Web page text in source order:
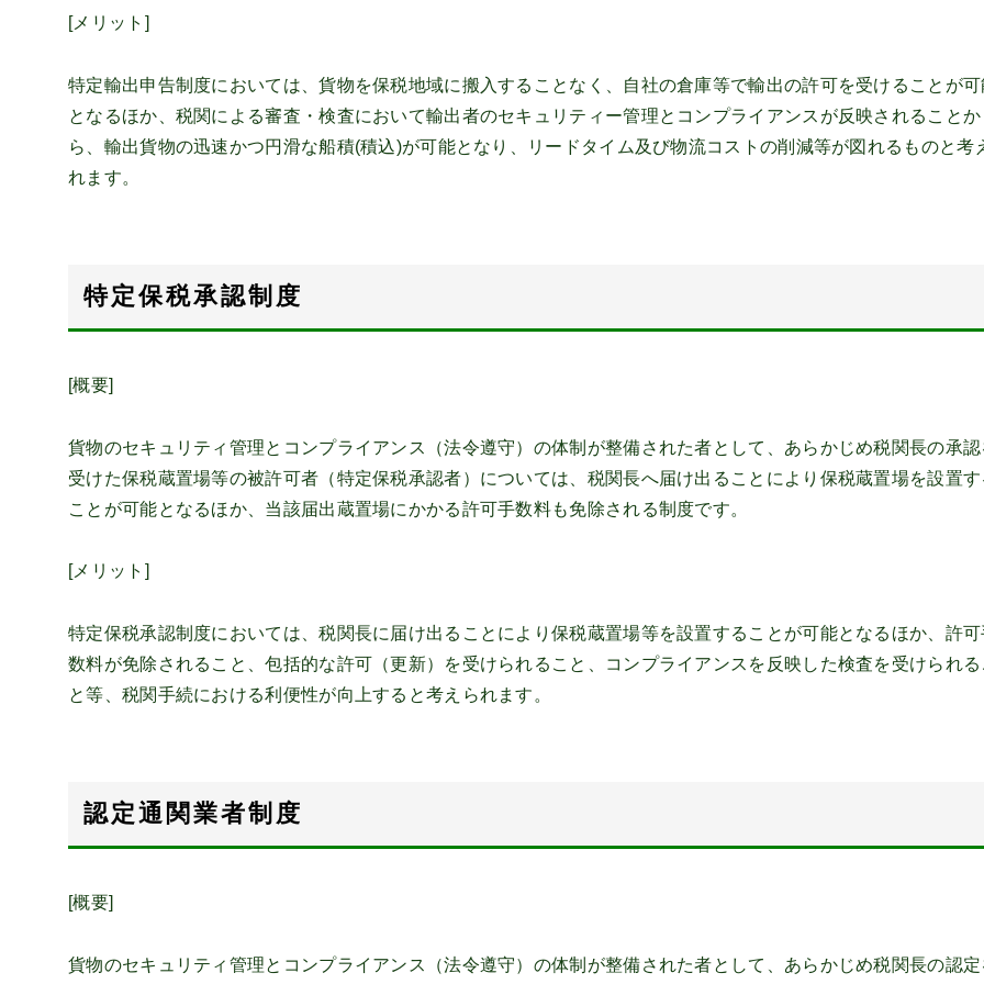
[メリット]
特定輸出申告制度においては、貨物を保税地域に搬入することなく、自社の倉庫等で輸出の許可を受けることが可
となるほか、税関による審査・検査において輸出者のセキュリティー管理とコンプライアンスが反映されることか
ら、輸出貨物の迅速かつ円滑な船積(積込)が可能となり、リードタイム及び物流コストの削減等が図れるものと考
れます。
特定保税承認制度
[概要]
貨物のセキュリティ管理とコンプライアンス（法令遵守）の体制が整備された者として、あらかじめ税関長の承認
受けた保税蔵置場等の被許可者（特定保税承認者）については、税関長へ届け出ることにより保税蔵置場を設置す
ことが可能となるほか、当該届出蔵置場にかかる許可手数料も免除される制度です。
[メリット]
特定保税承認制度においては、税関長に届け出ることにより保税蔵置場等を設置することが可能となるほか、許可
数料が免除されること、包括的な許可（更新）を受けられること、コンプライアンスを反映した検査を受けられる
と等、税関手続における利便性が向上すると考えられます。
認定通関業者制度
[概要]
貨物のセキュリティ管理とコンプライアンス（法令遵守）の体制が整備された者として、あらかじめ税関長の認定